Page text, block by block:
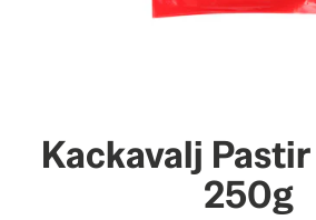
Kackavalj
250g